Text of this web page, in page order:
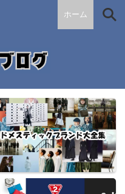
ホーム